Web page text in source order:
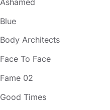
Blue
Body Architects
Face To Face
Fame 02
Good Times